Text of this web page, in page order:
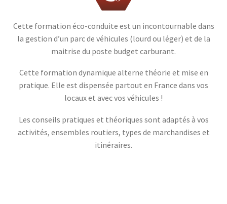
Cette formation éco-conduite est un incontournable dans
la gestion d’un parc de véhicules (lourd ou léger) et de la
maitrise du poste budget carburant.
Cette formation dynamique alterne théorie et mise en
pratique. Elle est dispensée partout en France dans vos
locaux et avec vos véhicules !
Les conseils pratiques et théoriques sont adaptés à vos
activités, ensembles routiers, types de marchandises et
itinéraires.